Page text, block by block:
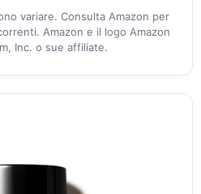
variare. Consulta Amazon per
Amazon e il logo Amazon
Inc. o sue affiliate.